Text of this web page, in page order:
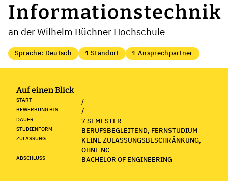
Informationstechnik
an der Wilhelm Büchner Hochschule
Sprache: Deutsch 1 Standort 1 Ansprechpartner
Auf einen Blick
START /
BEWERBUNG BIS /
DAUER 7 SEMESTER
STUDIENFORM BERUFSBEGLEITEND, FERNSTUDIUM
ZULASSUNG
KEINE ZULASSUNGSBESCHRÄNKUNG,
OHNE NC
ABSCHLUSS BACHELOR OF ENGINEERING